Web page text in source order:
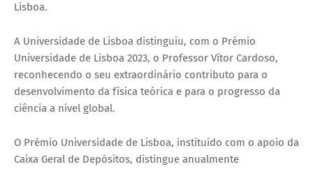
Lisboa.
A Universidade de Lisboa distinguiu, com o Prémio
Universidade de Lisboa 2023, o Professor Vítor Cardoso,
reconhecendo o seu extraordinário contributo para o
desenvolvimento da física teórica e para o progresso da
ciência a nível global.
O Prémio Universidade de Lisboa, instituído com o apoio da
Caixa Geral de Depósitos, distingue anualmente